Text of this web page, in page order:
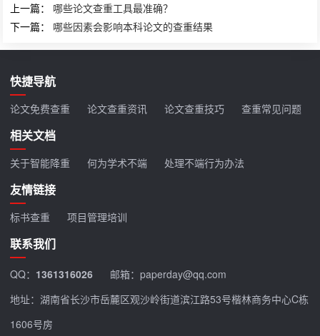
上一篇： 哪些论文查重工具最准确？
下一篇： 哪些因素会影响本科论文的查重结果
快捷导航
论文免费查重 论文查重资讯 论文查重技巧 查重常见问题
相关文档
关于智能降重 何为学术不端 处理不端行为办法
友情链接
标书查重 项目管理培训
联系我们
QQ： 1361316026
邮箱：paperday@qq.com
地址：湖南省长沙市岳麓区观沙岭街道滨江路53号楷林商务中心C栋
1606号房